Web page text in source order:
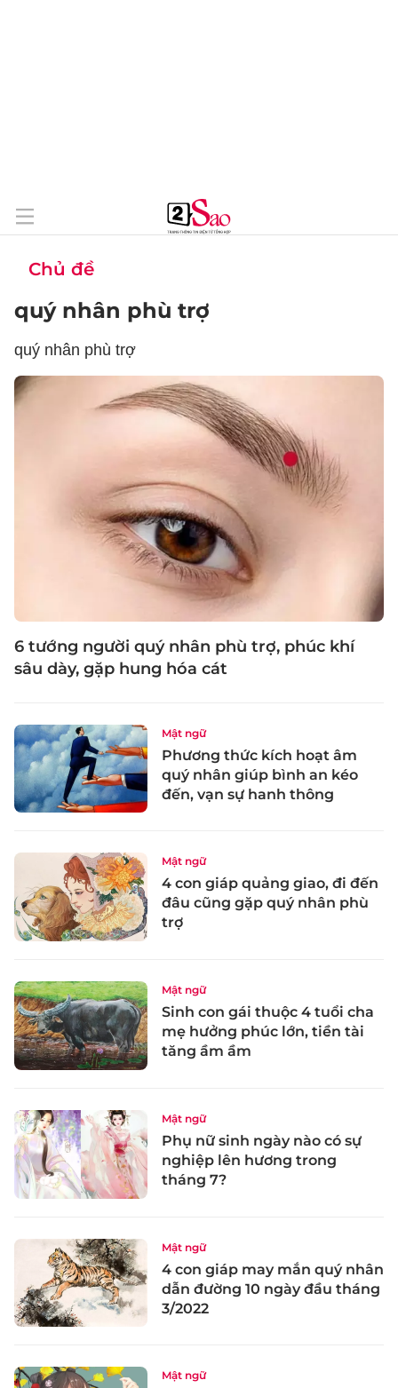
Chủ đề
quý nhân phù trợ
quý nhân phù trợ
6 tướng người quý nhân phù trợ, phúc khí
sâu dày, gặp hung hóa cát
Mật ngữ
Phương thức kích hoạt âm
quý nhân giúp bình an kéo
đến, vạn sự hanh thông
Mật ngữ
4 con giáp quảng giao, đi đến
đâu cũng gặp quý nhân phù
trợ
Mật ngữ
Sinh con gái thuộc 4 tuổi cha
mẹ hưởng phúc lớn, tiền tài
tăng ầm ầm
Mật ngữ
Phụ nữ sinh ngày nào có sự
nghiệp lên hương trong
tháng 7?
Mật ngữ
4 con giáp may mắn quý nhân
dẫn đường 10 ngày đầu tháng
3/2022
Mật ngữ